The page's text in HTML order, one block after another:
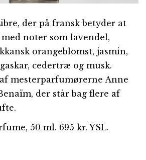
der på fransk betyder at
noter som lavendel,
orangeblomst, jasmin,
cedertræ og musk.
mesterparfumørerne Anne
der står bag flere af
50 ml. 695 kr. YSL.